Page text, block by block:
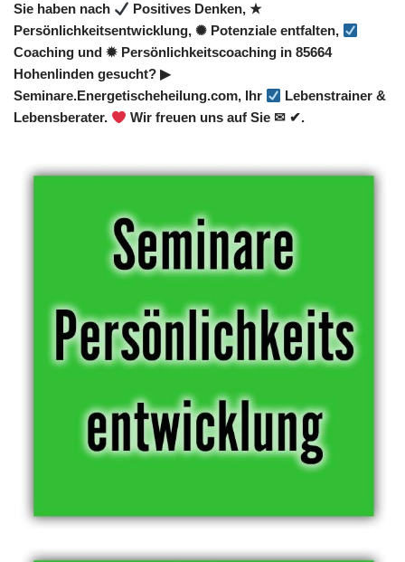
Sie haben nach
Positives Denken, ★
Persönlichkeitsentwicklung, ✺ Potenziale entfalten,
Coaching und ✹ Persönlichkeitscoaching in 85664
Hohenlinden gesucht? ▶︎
Seminare.Energetischeheilung.com, Ihr
Lebenstrainer &
Lebensberater.
Wir freuen uns auf Sie ✉ ✔.